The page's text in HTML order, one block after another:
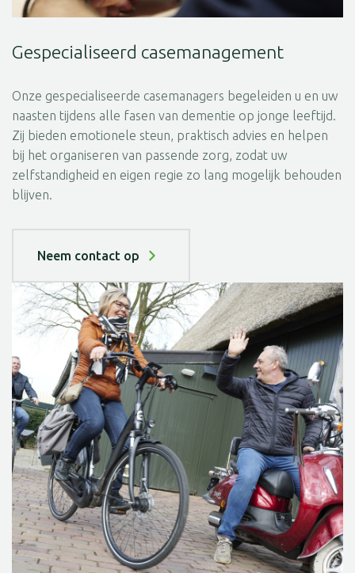
Gespecialiseerd casemanagement
Onze gespecialiseerde casemanagers begeleiden u en uw
naasten tijdens alle fasen van dementie op jonge leeftijd.
Zij bieden emotionele steun, praktisch advies en helpen
bij het organiseren van passende zorg, zodat uw
zelfstandigheid en eigen regie zo lang mogelijk behouden
blijven.
Neem contact op